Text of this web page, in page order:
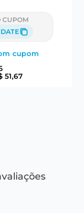
CUPOM
cupom
51,67